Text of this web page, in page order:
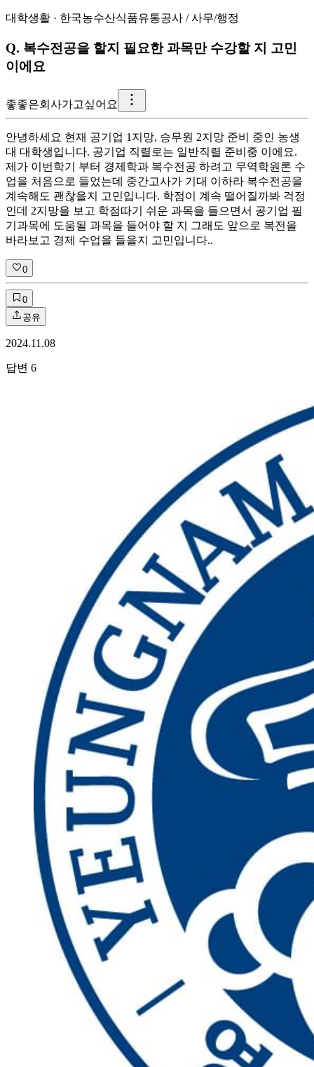
대학생활 · 한국농수산식품유통공사 /사무/행정
Q. 복수전공을 할지 필요한 과목만 수강할 지 고민
이에요
좋좋은회사가고싶어요
안녕하세요 현재 공기업 1지망, 승무원 2지망 준비 중인 농생
대 대학생입니다. 공기업 직렬로는 일반직렬 준비중 이에요.
제가 이번학기 부터 경제학과 복수전공 하려고 무역학원론 수
업을 처음으로 들었는데 중간고사가 기대 이하라 복수전공을
계속해도 괜찮을지 고민입니다. 학점이 계속 떨어질까봐 걱정
인데 2지망을 보고 학점따기 쉬운 과목을 들으면서 공기업 필
기과목에 도움될 과목을 들어야 할 지 그래도 앞으로 복전을
바라보고 경제 수업을 들을지 고민입니다..
0
0
공유
2024.11.08
답변 6